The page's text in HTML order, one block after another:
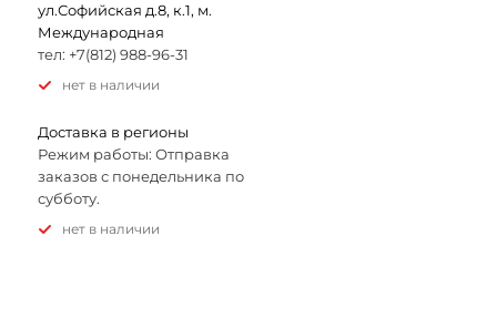
ул.Софийская д.8, к.1, м.
Международная
тел: +7(812) 988-96-31
Нет в наличии
Доставка в регионы
Режим работы: Отправка
заказов с понедельника по
субботу.
Нет в наличии